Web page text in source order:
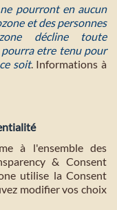
pourront en aucun
et des personnes
décline toute
etre tenu pour
soit. Informations à
à l'ensemble des
& Consent
utilise la Consent
modifier vos choix